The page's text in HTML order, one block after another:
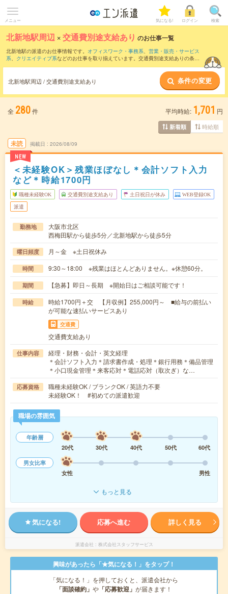
メニュー 気になる! ログイン 検索
北新地駅周辺 ×交通費別途支給あり のお仕事一覧
北新地駅の派遣のお仕事情報です。 オフィスワーク・事務系、 営業・販売・サービス
系、 クリエイティブ系などのお仕事を取り揃えています。交通費別途支給ありの条件
北新地駅周辺 / 交通費別途支給あり 条件の変更
全 280件 平均時給: 1,701 円
新着順 時給順
未読
NEW
掲載日 2026/08/09
＜未経験OK＞残業ほぼなし＊会計ソフト入力
など＊時給1700円
職種未経験OK 交通費別途支給あり 土日祝日が休み WEB登録OK
派遣
勤務地
大阪市北区
西梅田駅から徒歩5分／北新地駅から徒歩5分
曜日頻度 月～金 ※土日祝休み
時間 9:30～18:00 ※残業はほとんどありません。※休憩60分。
期間 【急募】即日～長期 ※開始日はご相談可能です！
時給
時給1700円＋交 【月収例】255,000円～ ■給与の前払い
が可能な速払いサービスあり
交通費
交通費支給あり
仕事内容
経理・財務・会計・英文経理
＊会計ソフト入力＊請求書作成・処理＊銀行用務＊備品管理
＊小口現金管理＊来客応対＊電話応対（取次ぎ）な…
応募資格
職種未経験OK / ブランクOK / 英語力不要
未経験OK！ #初めての派遣歓迎
職場の雰囲気
年齢層
20代
30代 40代 50代
60代
男女比率
女性
男性
もっと見る
気になる! 応募へ進む 詳しく見る
派遣会社 株式会社スタッフサービス
興味があったら「★気になる！」をタップ！
「気になる！」を押しておくと、派遣会社から
「面談確約」 や 「応募歓迎」 が届きます！